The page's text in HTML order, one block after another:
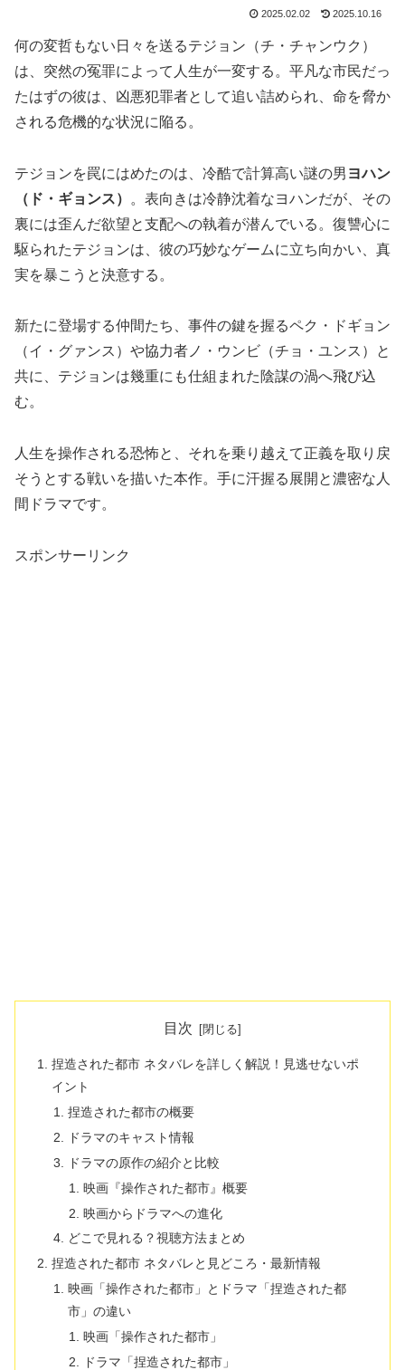
2025.02.02 2025.10.16
何の変哲もない日々を送るテジョン（チ・チャンウク）
は、突然の冤罪によって人生が一変する。平凡な市民だっ
たはずの彼は、凶悪犯罪者として追い詰められ、命を脅か
される危機的な状況に陥る。
テジョンを罠にはめたのは、冷酷で計算高い謎の男 ヨハン
（ド・ギョンス）
。表向きは冷静沈着なヨハンだが、その
裏には歪んだ欲望と支配への執着が潜んでいる。復讐心に
駆られたテジョンは、彼の巧妙なゲームに立ち向かい、真
実を暴こうと決意する。
新たに登場する仲間たち、事件の鍵を握るペク・ドギョン
（イ・グァンス）や協力者ノ・ウンビ（チョ・ユンス）と
共に、テジョンは幾重にも仕組まれた陰謀の渦へ飛び込
む。
人生を操作される恐怖と、それを乗り越えて正義を取り戻
そうとする戦いを描いた本作。手に汗握る展開と濃密な人
間ドラマです。
スポンサーリンク
目次
捏造された都市 ネタバレを詳しく解説！見逃せないポ
イント
捏造された都市の概要
ドラマのキャスト情報
ドラマの原作の紹介と比較
映画『操作された都市』概要
映画からドラマへの進化
どこで見れる？視聴方法まとめ
捏造された都市 ネタバレと見どころ・最新情報
映画「操作された都市」とドラマ「捏造された都
市」の違い
映画「操作された都市」
ドラマ「捏造された都市」